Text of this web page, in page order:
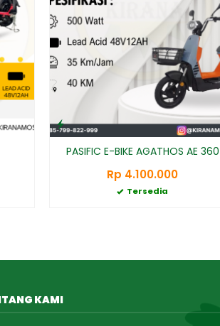
PASIFIC E-BIKE AGATHOS AE 360
Rp 4.100.000
Tersedia
KAMI